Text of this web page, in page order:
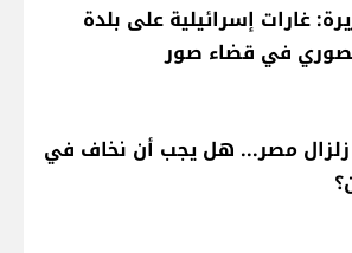
غارات إسرائيلية على بلدة
في قضاء صور
زلزال مصر... هل يجب أن نخاف في